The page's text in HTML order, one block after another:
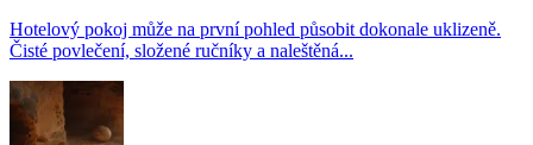
Hotelový pokoj může na první pohled působit dokonale uklizeně.
Čisté povlečení, složené ručníky a naleštěná...